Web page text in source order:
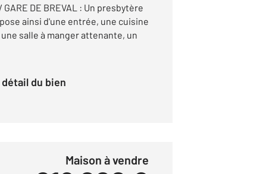
GARE DE BREVAL : Un presbytère
ainsi d'une entrée, une cuisine
salle à manger attenante, un
détail du bien
Maison à vendre